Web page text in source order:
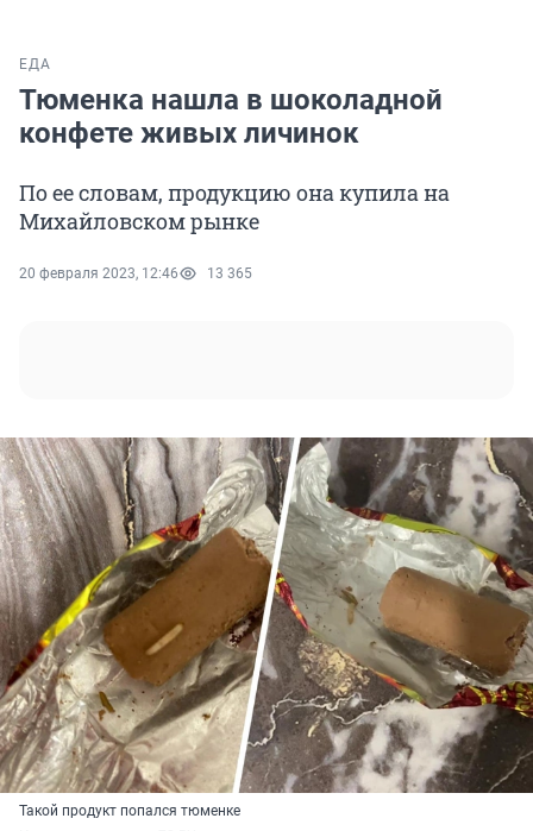
ЕДА
Тюменка нашла в шоколадной
конфете живых личинок
По ее словам, продукцию она купила на
Михайловском рынке
20 февраля 2023, 12:46 13 365
Такой продукт попался тюменке